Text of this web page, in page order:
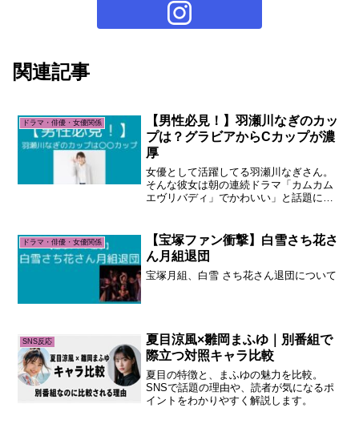
関連記事
ドラマ・俳優・女優関係
【男性必見！】羽瀬川なぎのカッ
プは？グラビアからCカップが濃
厚
女優として活躍してる羽瀬川なぎさん。
そんな彼女は朝の連続ドラマ「カムカム
エヴリバディ」でかわいい」と話題にな
ドラマ・俳優・女優関係
【宝塚ファン衝撃】白雪さち花さ
ん月組退団
宝塚月組、白雪 さち花さん退団について
SNS反応
夏目涼風×雛岡まふゆ｜別番組で
際立つ対照キャラ比較
夏目の特徴と、まふゆの魅力を比較。
SNSで話題の理由や、読者が気になるポ
イントをわかりやすく解説します。